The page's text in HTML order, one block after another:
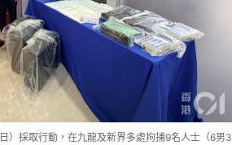
）採取行動，在九龍及新界多處拘捕9名人士（6男3